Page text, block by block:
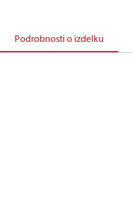
Podrobnosti o izdelku